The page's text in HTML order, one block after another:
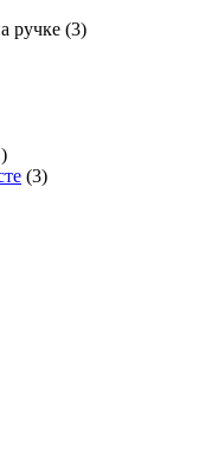
ручке (3)
(3)